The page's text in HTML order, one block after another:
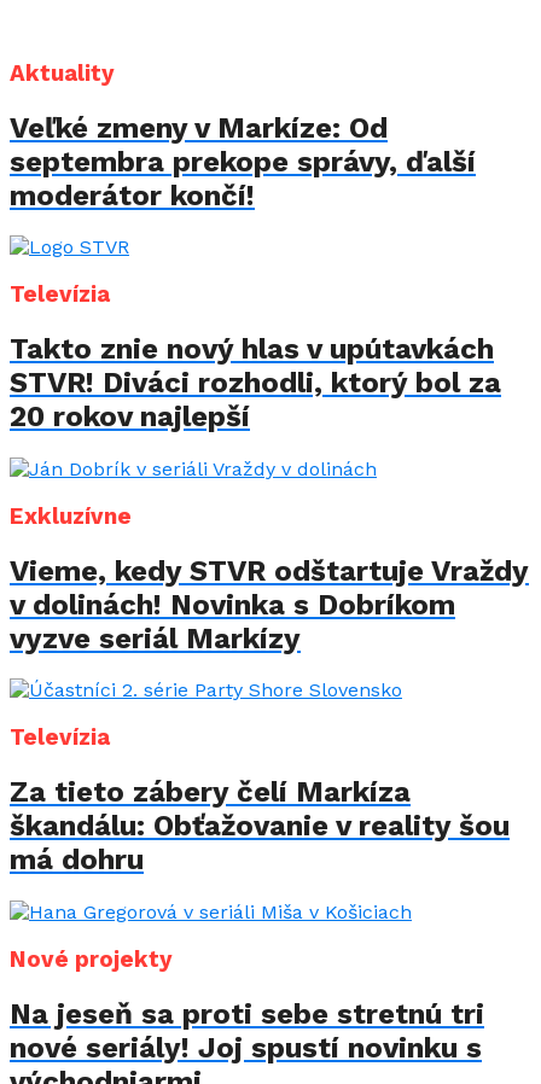
Aktuality
Veľké zmeny v Markíze: Od
septembra prekope správy, ďalší
moderátor končí!
Televízia
Takto znie nový hlas v upútavkách
STVR! Diváci rozhodli, ktorý bol za
20 rokov najlepší
Exkluzívne
Vieme, kedy STVR odštartuje Vraždy
v dolinách! Novinka s Dobríkom
vyzve seriál Markízy
Televízia
Za tieto zábery čelí Markíza
škandálu: Obťažovanie v reality šou
má dohru
Nové projekty
Na jeseň sa proti sebe stretnú tri
nové seriály! Joj spustí novinku s